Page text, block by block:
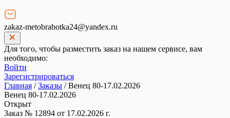
zakaz-metobrabotka24@yandex.ru
Для того, чтобы разместить заказ на нашем сервисе, вам
необходимо:
Войти
Зарегистрироваться
Главная /Заказы /Венец 80-17.02.2026
Венец 80-17.02.2026
Открыт
Заказ № 12894 от 17.02.2026 г.